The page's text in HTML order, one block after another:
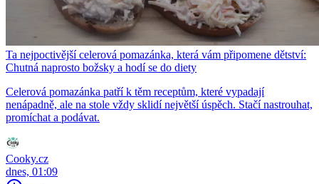
Ta nejpoctivější celerová pomazánka, která vám připomene dětství:
Chutná naprosto božsky a hodí se do diety
Celerová pomazánka patří k těm receptům, které vypadají
nenápadně, ale na stole vždy sklidí největší úspěch. Stačí nastrouhat,
promíchat a podávat.
Cooky.cz
dnes, 01:09